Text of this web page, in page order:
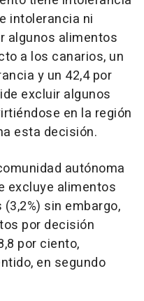
intolerancia ni
algunos alimentos
a los canarios, un
y un 42,4 por
excluir algunos
en la región
esta decisión.
autónoma
excluye alimentos
sin embargo,
por decisión
por ciento,
en segundo